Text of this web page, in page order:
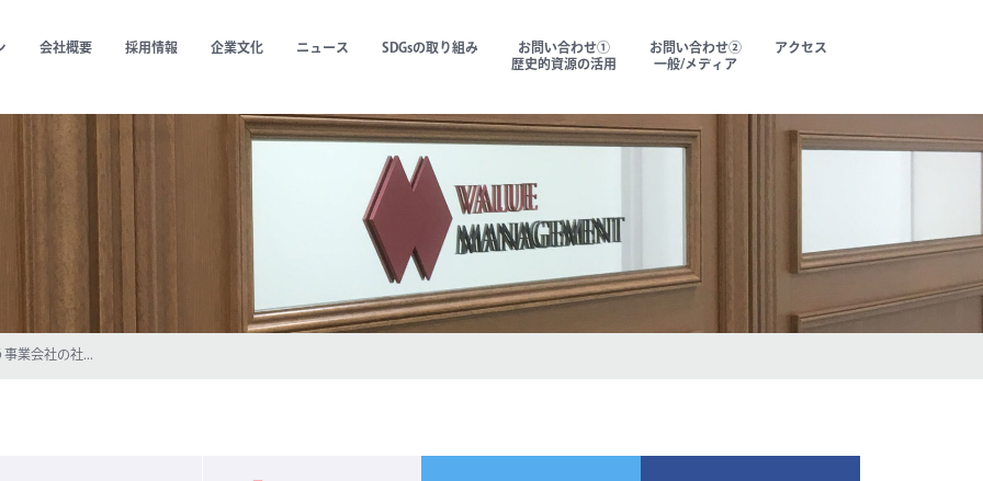
会社概要 採用情報 企業文化 ニュース SDGsの取り組み
お問い合わせ①
歴史的資源の活用
お問い合わせ②
一般/メディア
アクセス
業会社の社...